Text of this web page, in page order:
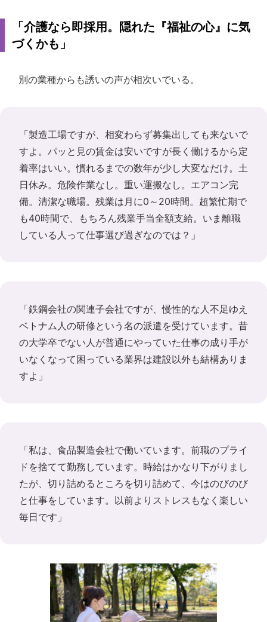
「介護なら即採用。隠れた『福祉の心』に気
づくかも」
別の業種からも誘いの声が相次いでいる。
「製造工場ですが、相変わらず募集出しても来ないで
すよ。パッと見の賃金は安いですが長く働けるから定
着率はいい。慣れるまでの数年が少し大変なだけ。土
日休み。危険作業なし。重い運搬なし。エアコン完
備。清潔な職場。残業は月に0～20時間。超繁忙期で
も40時間で、もちろん残業手当全額支給。いま離職
している人って仕事選び過ぎなのでは？」
「鉄鋼会社の関連子会社ですが、慢性的な人不足ゆえ
ベトナム人の研修という名の派遣を受けています。昔
の大学卒でない人が普通にやっていた仕事の成り手が
いなくなって困っている業界は建設以外も結構ありま
すよ」
「私は、食品製造会社で働いています。前職のプライ
ドを捨てて勤務しています。時給はかなり下がりまし
たが、切り詰めるところを切り詰めて、今はのびのび
と仕事をしています。以前よりストレスもなく楽しい
毎日です」